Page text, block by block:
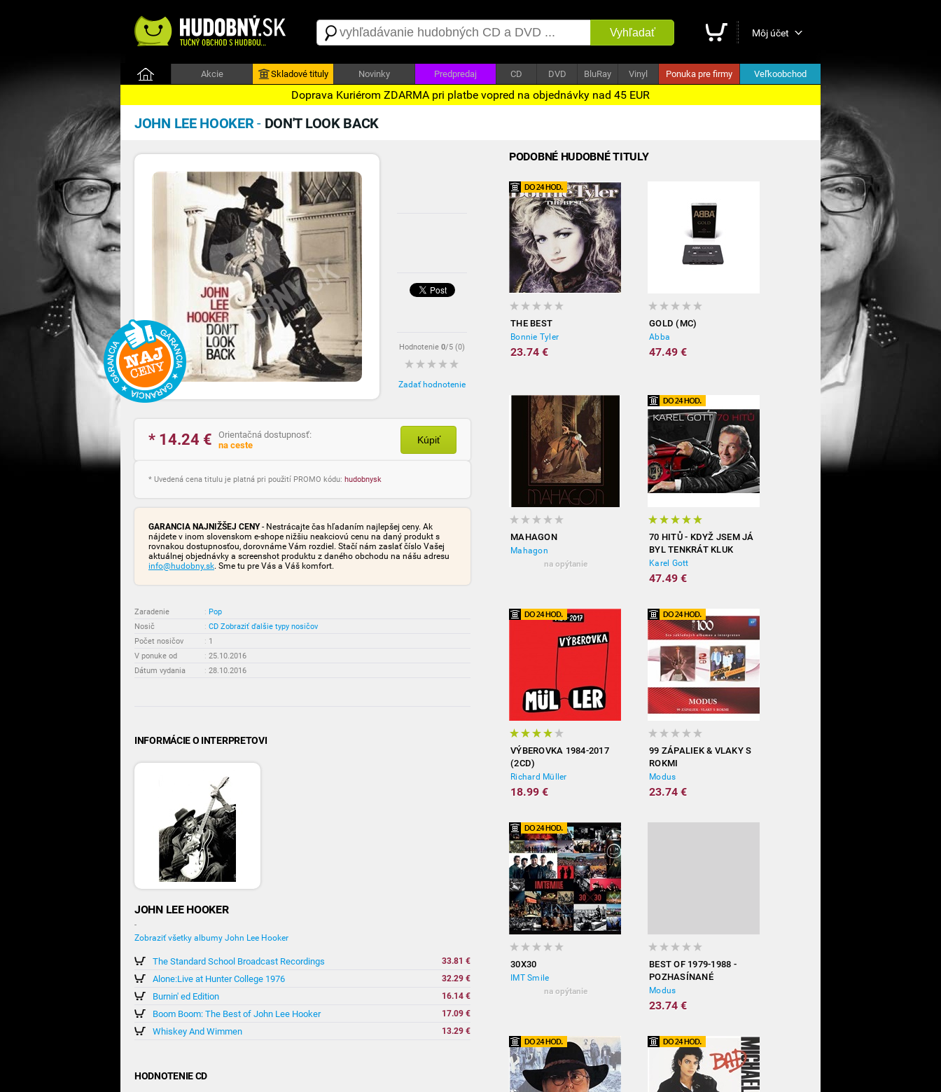
Vyhľadať Môj účet
Akcie Skladové tituly Novinky Predpredaj CD DVD BluRay Vinyl Ponuka pre firmy Veľkoobchod
Doprava Kuriérom ZDARMA pri platbe vopred na objednávky nad 45 EUR
JOHN LEE HOOKER- DON'T LOOK BACK
Hodnotenie 0/5 (0)
Zadať hodnotenie
* 14.24 €
Orientačná dostupnosť:
na ceste
Kúpiť
* Uvedená cena titulu je platná pri použití PROMO kódu: hudobnysk
GARANCIA NAJNIŽŠEJ CENY- Nestrácajte čas hľadaním najlepšej ceny. Ak
nájdete v inom slovenskom e-shope nižšiu neakciovú cenu na daný produkt s
rovnakou dostupnosťou, dorovnáme Vám rozdiel. Stačí nám zaslať číslo Vašej
aktuálnej objednávky a screenshot produktu z daného obchodu na nášu adresu
info@hudobny.sk. Sme tu pre Vás a Váš komfort.
Zaradenie : Pop
Nosič
: CD Zobraziť ďalšie typy nosičov
Počet nosičov
: 1
V ponuke od
: 25.10.2016
Dátum vydania
: 28.10.2016
INFORMÁCIE O INTERPRETOVI
JOHN LEE HOOKER
-
Zobraziť všetky albumy John Lee Hooker
The Standard School Broadcast Recordings 33.81 €
Alone:Live at Hunter College 1976 32.29 €
Burnin' ed Edition 16.14 €
Boom Boom: The Best of John Lee Hooker 17.09 €
Whiskey And Wimmen 13.29 €
HODNOTENIE CD
PODOBNÉ HUDOBNÉ TITULY
THE BEST
Bonnie Tyler
23.74 €
GOLD (MC)
Abba
47.49 €
MAHAGON
Mahagon
na opýtanie
70 HITŮ - KDYŽ JSEM JÁ
BYL TENKRÁT KLUK
(3CD)
Karel Gott
47.49 €
VÝBEROVKA 1984-2017
(2CD)
Richard Müller
18.99 €
99 ZÁPALIEK & VLAKY S
ROKMI
Modus
23.74 €
30X30
IMT Smile
na opýtanie
BEST OF 1979-1988 -
POZHASÍNANÉ
Modus
23.74 €